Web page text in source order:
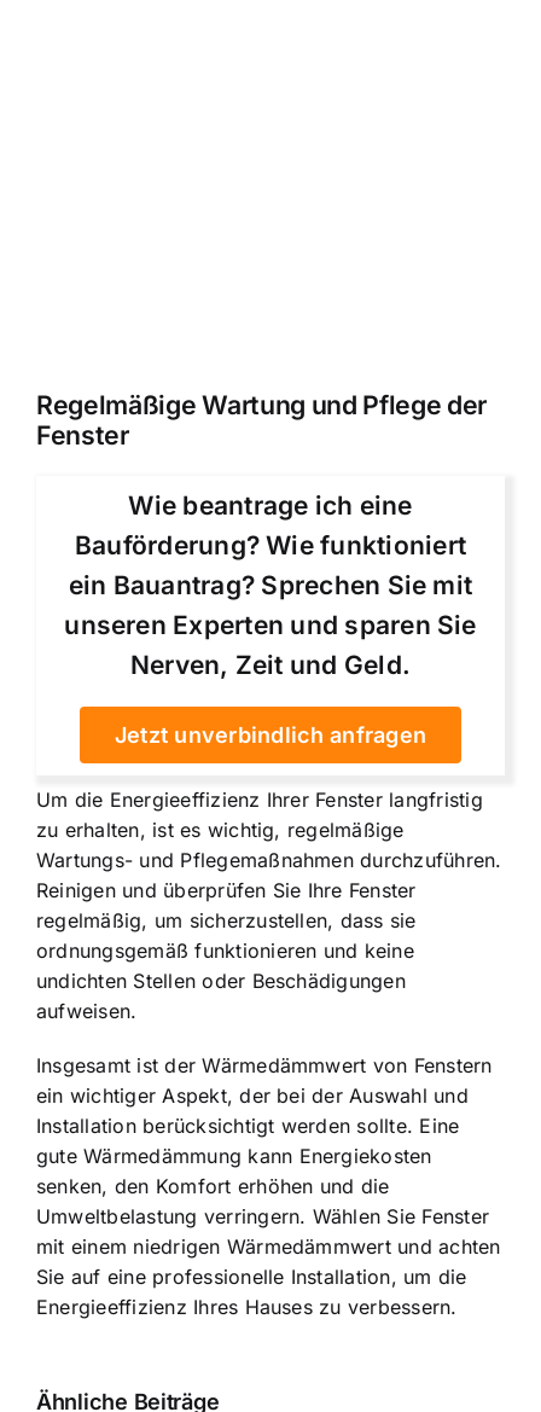
Regelmäßige Wartung und Pflege der
Fenster
Wie beantrage ich eine
Bauförderung? Wie funktioniert
ein Bauantrag? Sprechen Sie mit
unseren Experten und sparen Sie
Nerven, Zeit und Geld.
Jetzt unverbindlich anfragen
Um die Energieeffizienz Ihrer Fenster langfristig
zu erhalten, ist es wichtig, regelmäßige
Wartungs- und Pflegemaßnahmen durchzuführen.
Reinigen und überprüfen Sie Ihre Fenster
regelmäßig, um sicherzustellen, dass sie
ordnungsgemäß funktionieren und keine
undichten Stellen oder Beschädigungen
aufweisen.
Insgesamt ist der Wärmedämmwert von Fenstern
ein wichtiger Aspekt, der bei der Auswahl und
Installation berücksichtigt werden sollte. Eine
gute Wärmedämmung kann Energiekosten
senken, den Komfort erhöhen und die
Umweltbelastung verringern. Wählen Sie Fenster
mit einem niedrigen Wärmedämmwert und achten
Sie auf eine professionelle Installation, um die
Energieeffizienz Ihres Hauses zu verbessern.
Ähnliche Beiträge